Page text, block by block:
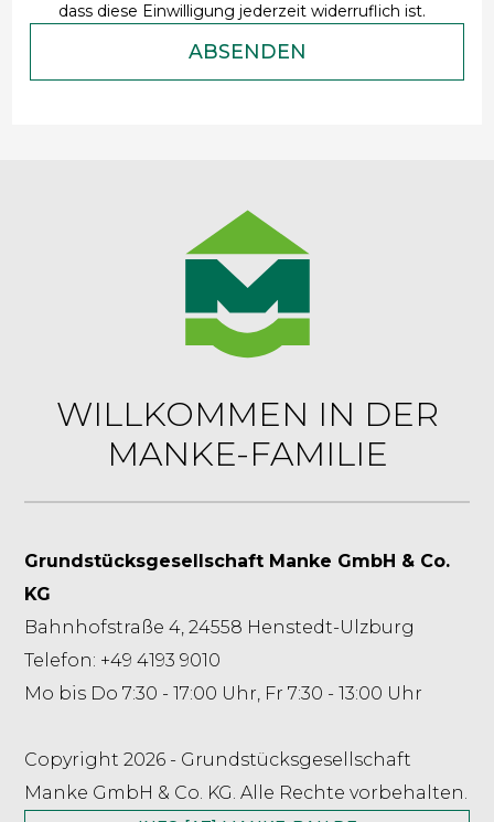
dass diese Einwilligung jederzeit widerruflich ist.
WILLKOMMEN IN DER
MANKE-FAMILIE
Grundstücksgesellschaft Manke GmbH & Co.
KG
Bahnhofstraße 4, 24558 Henstedt-Ulzburg
Telefon: +49 4193 9010
Mo bis Do 7:30 - 17:00 Uhr, Fr 7:30 - 13:00 Uhr
Copyright 2026 - Grundstücksgesellschaft
Manke GmbH & Co. KG. Alle Rechte vorbehalten.